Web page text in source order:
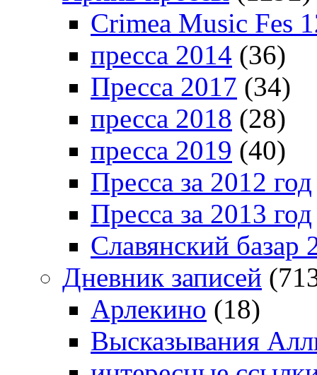
Crimea Music Fes
пресса 2014 (36)
Пресса 2017 (34)
пресса 2018 (28)
пресса 2019 (40)
Пресса за 2012 год
Пресса за 2013 год
Славянский базар
Дневник записей
Арлекино (18)
Высказывания